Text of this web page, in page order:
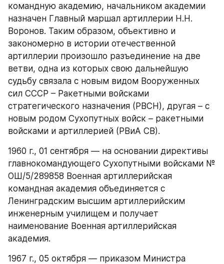
командную академию, начальником академии
назначен Главный маршал артиллерии Н.Н.
Воронов. Таким образом, объективно и
закономерно в истории отечественной
артиллерии произошло разъединение на две
ветви, одна из которых свою дальнейшую
судьбу связала с новым видом Вооруженных
сил СССР – Ракетными войсками
стратегического назначения (РВСН), другая – с
новым родом Сухопутных войск – ракетными
войсками и артиллерией (РВиА СВ).
1960 г., 01 сентября — на основании директивы
главнокомандующего Сухопутными войсками №
ОШ/5/289858 Военная артиллерийская
командная академия объединяется с
Ленинградским высшим артиллерийским
инженерным училищем и получает
наименование Военная артиллерийская
академия.
1967 г., 05 октября — приказом Министра